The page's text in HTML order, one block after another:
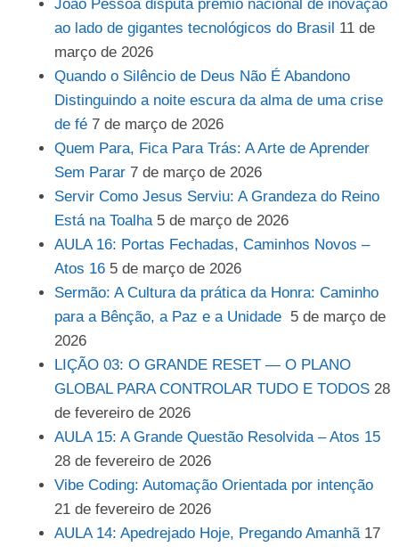
João Pessoa disputa prêmio nacional de inovação
ao lado de gigantes tecnológicos do Brasil 11 de
março de 2026
Quando o Silêncio de Deus Não É Abandono
Distinguindo a noite escura da alma de uma crise
de fé 7 de março de 2026
Quem Para, Fica Para Trás: A Arte de Aprender
Sem Parar 7 de março de 2026
Servir Como Jesus Serviu: A Grandeza do Reino
Está na Toalha 5 de março de 2026
AULA 16: Portas Fechadas, Caminhos Novos –
Atos 16 5 de março de 2026
Sermão: A Cultura da prática da Honra: Caminho
para a Bênção, a Paz e a Unidade 5 de março de
2026
LIÇÃO 03: O GRANDE RESET — O PLANO
GLOBAL PARA CONTROLAR TUDO E TODOS 28
de fevereiro de 2026
AULA 15: A Grande Questão Resolvida – Atos 15
28 de fevereiro de 2026
Vibe Coding: Automação Orientada por intenção
21 de fevereiro de 2026
AULA 14: Apedrejado Hoje, Pregando Amanhã 17